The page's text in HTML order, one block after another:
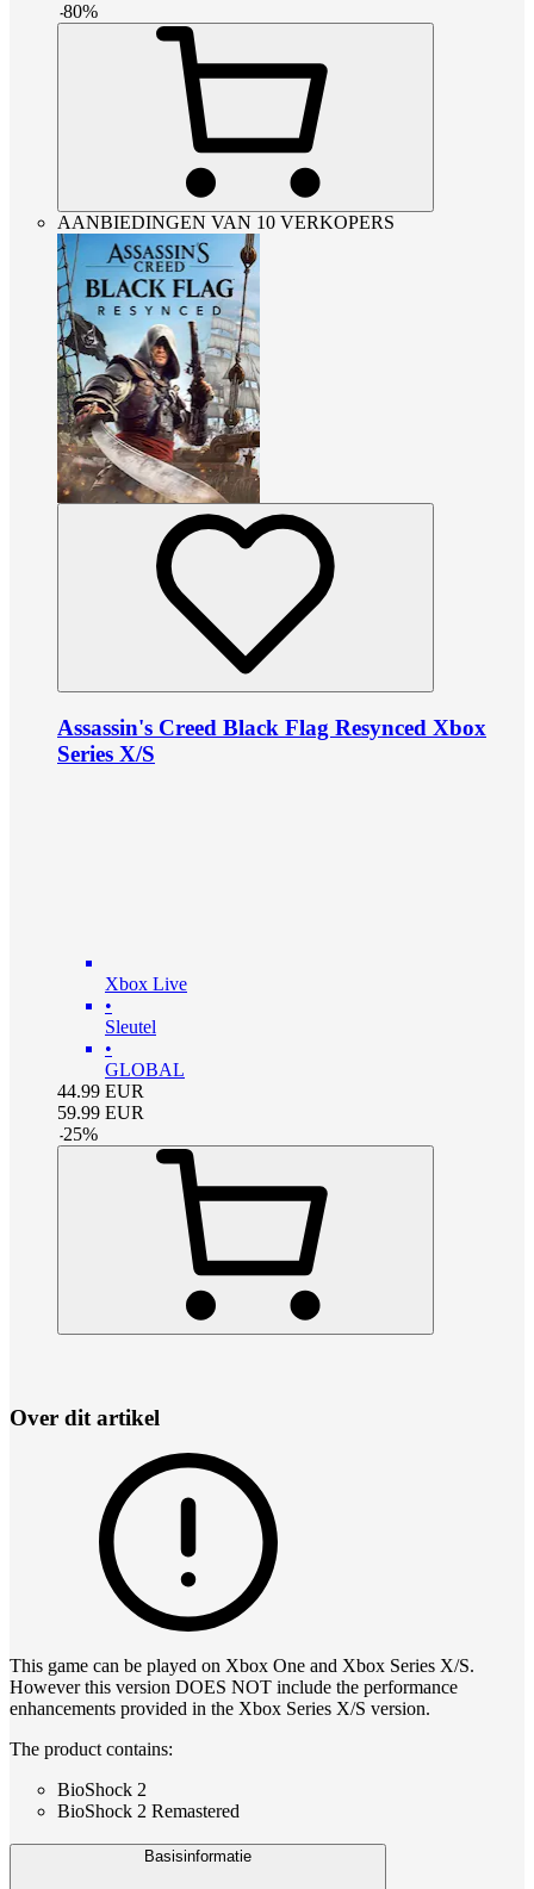
-80%
AANBIEDINGEN VAN 10 VERKOPERS
Assassin's Creed Black Flag Resynced Xbox
Series X/S
Xbox Live
•
Sleutel
•
GLOBAL
44.99 EUR
59.99 EUR
-25%
Over dit artikel
This game can be played on Xbox One and Xbox Series X/S.
However this version DOES NOT include the performance
enhancements provided in the Xbox Series X/S version.
The product contains:
BioShock 2
BioShock 2 Remastered
Basisinformatie